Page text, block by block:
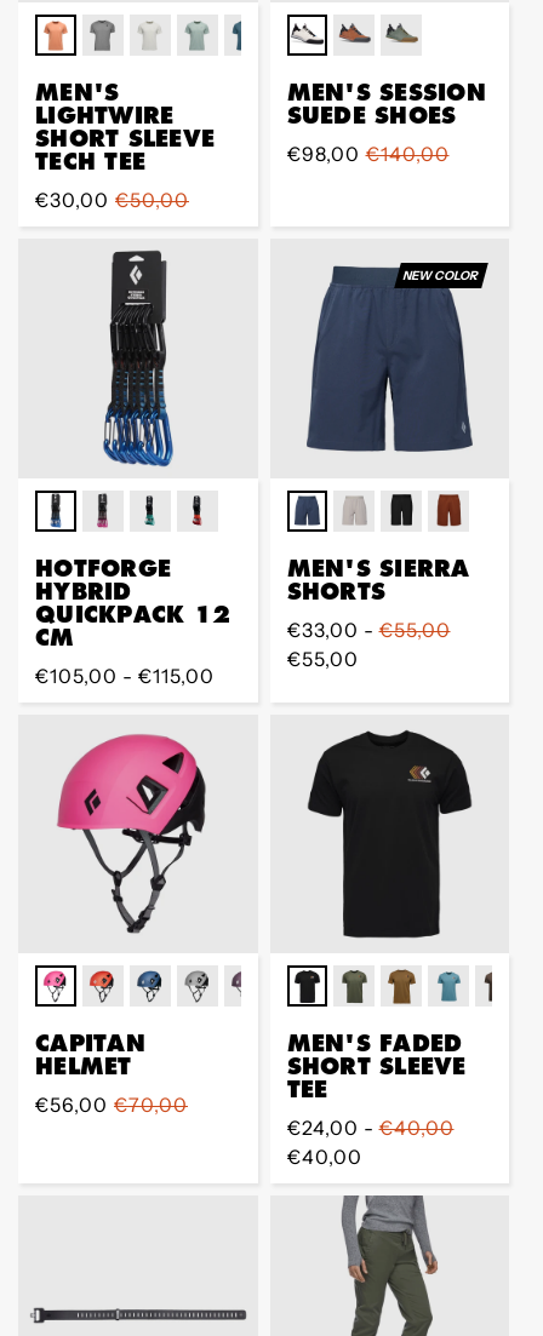
MEN'S
LIGHTWIRE
SHORT SLEEVE
TECH TEE
Sale
Preis
€30,00
Regular
Preis
€50,00
MEN'S SESSION
SUEDE SHOES
Sale
€98,00
Regular€140,00
HOTFORGE
HYBRID
QUICKPACK 12
CM
Regular
Preis
€105,00 - €115,00
NEW COLOR
MEN'S SIERRA
SHORTS
Regular
Preis
€33,00 -€55,00
€55,00
CAPITAN
HELMET
Sale
€56,00
Regular €70,00
MEN'S FADED
SHORT SLEEVE
TEE
Regular
Preis
€24,00 -€40,00
€40,00